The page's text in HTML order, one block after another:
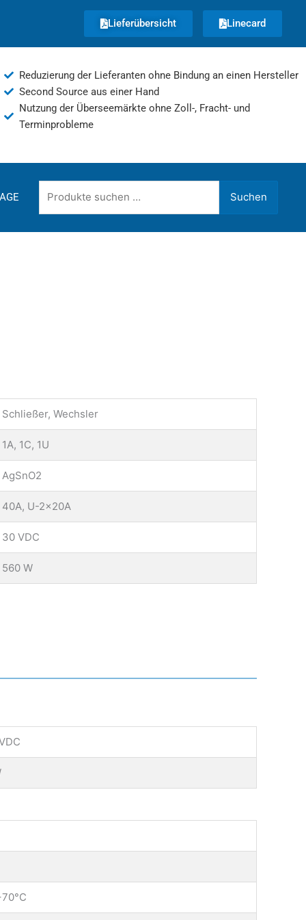
Lieferübersicht Linecard
Reduzierung der Lieferanten ohne Bindung an einen Hersteller
Second Source aus einer Hand
Nutzung der Überseemärkte ohne Zoll-, Fracht- und
Terminprobleme
nach:
Suchen
Schließer, Wechsler
1A, 1C, 1U
AgSnO2
40A, U-2x20A
30 VDC
560 W